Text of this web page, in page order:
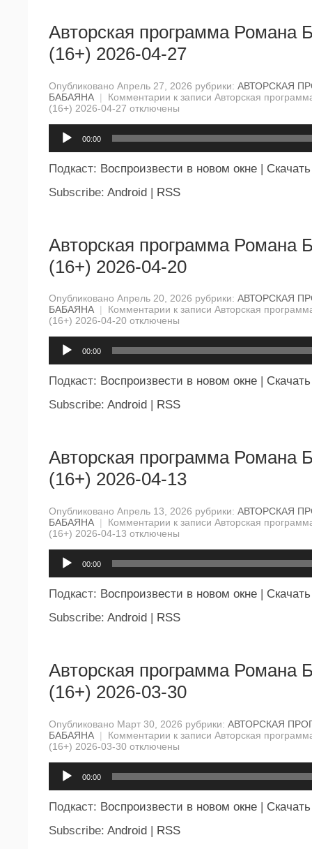
Авторская программа Романа
(16+) 2026-04-27
Опубликовано Апрель 27, 2026 рубрики: АВТОРСКАЯ
БАБАЯНА | Комментарии к записи Авторская
(16+) 2026-04-27 отключены
00:00
Подкаст: Воспроизвести в новом окне | Скачать
Subscribe: Android | RSS
Авторская программа Романа
(16+) 2026-04-20
Опубликовано Апрель 20, 2026 рубрики: АВТОРСКАЯ
БАБАЯНА | Комментарии к записи Авторская
(16+) 2026-04-20 отключены
00:00
Подкаст: Воспроизвести в новом окне
Скачать
Subscribe: Android RSS
Авторская программа Романа
(16+) 2026-04-13
Опубликовано Апрель 13, 2026 рубрики: АВТОРСКАЯ
БАБАЯНА | Комментарии к записи Авторская
(16+) 2026-04-13 отключены
00:00
Подкаст: Воспроизвести в новом окне | Скачать
Subscribe: Android | RSS
Авторская программа Романа
(16+) 2026-03-30
Опубликовано Март 30, 2026 рубрики: АВТОРСКАЯ
БАБАЯНА | Комментарии к записи Авторская
(16+) 2026-03-30 отключены
00:00
Подкаст: Воспроизвести в новом окне | Скачать
Subscribe: Android | RSS